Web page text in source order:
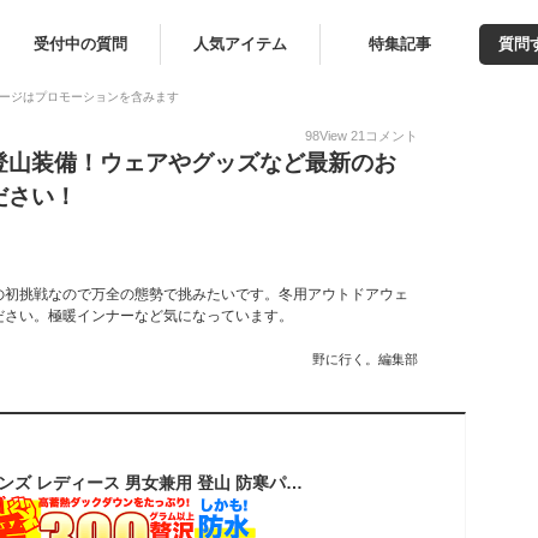
受付中の質問 人気アイテム 特集記事 質問
ジはプロモーションを含みます
98View 21 コメント
装備！ウェアやグッズなど最新のお
い！
挑戦なので万全の態勢で挑みたいです。冬用アウトドアウェ
い。極暖インナーなど気になっています。
野に行く。編集部
ダウンパンツ 防水 メンズ レディース 男女兼用 登山 防寒パンツ 防寒 地震 防災 災害 対策 暖かい レインパンツ アウター ダウン パンツ アウトドア フィッシング 釣り 雪 雪かき 車中泊 野外 バイク キャンプ グッズ インナー 冬 ウミネコ スゴ暖 ブランド